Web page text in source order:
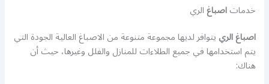
خدماتاصباغالري
اصباغ الرييتوافر لديها مجموعة متنوعة من الاصباغ العالية الجودة التي
يتم استخدامها في جميع الطلاءات للمنازل والفلل وغيرها، حيث أن
هناك: